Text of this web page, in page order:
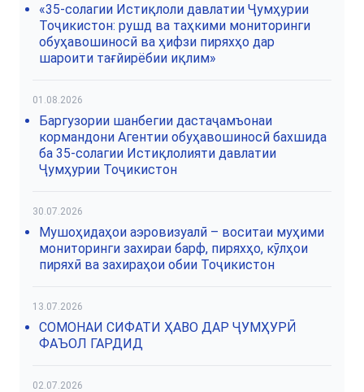
«35-солагии Истиқлоли давлатии Ҷумҳурии
Тоҷикистон: рушд ва таҳкими мониторинги
обуҳавошиносӣ ва ҳифзи пиряхҳо дар
шароити тағйирёбии иқлим»
01.08.2026
Баргузории шанбегии дастаҷамъонаи
кормандони Агентии обуҳавошиносӣ бахшида
ба 35-солагии Истиқлолияти давлатии
Ҷумҳурии Тоҷикистон
30.07.2026
Мушоҳидаҳои аэровизуалӣ – воситаи муҳими
мониторинги захираи барф, пиряхҳо, кӯлҳои
пиряхӣ ва захираҳои обии Тоҷикистон
13.07.2026
СОМОНАИ СИФАТИ ҲАВО ДАР ҶУМҲУРӢ
ФАЪОЛ ГАРДИД
02.07.2026